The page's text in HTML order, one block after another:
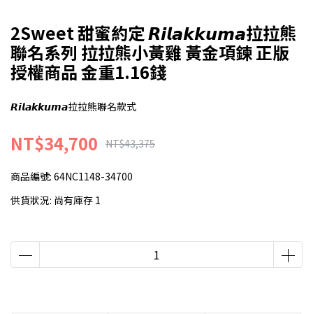
2Sweet 甜蜜約定 𝙍𝙞𝙡𝙖𝙠𝙠𝙪𝙢𝙖拉拉熊
聯名系列 拉拉熊小黃雞 黃金項鍊 正版
授權商品 金重1.16錢
𝙍𝙞𝙡𝙖𝙠𝙠𝙪𝙢𝙖拉拉熊聯名款式
NT$34,700 NT$43,375
商品編號: 64NC1148-34700
供貨狀況: 尚有庫存 1